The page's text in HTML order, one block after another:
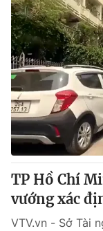
TP Hồ Chí
vướng xác
VTV.vn - Sở Tài